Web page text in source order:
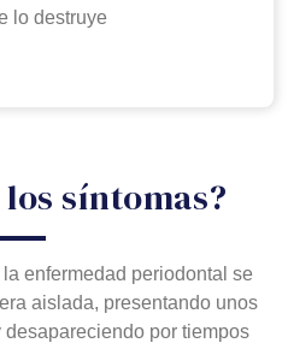
lo destruye
síntomas?
enfermedad periodontal se
aislada, presentando unos
por tiempos